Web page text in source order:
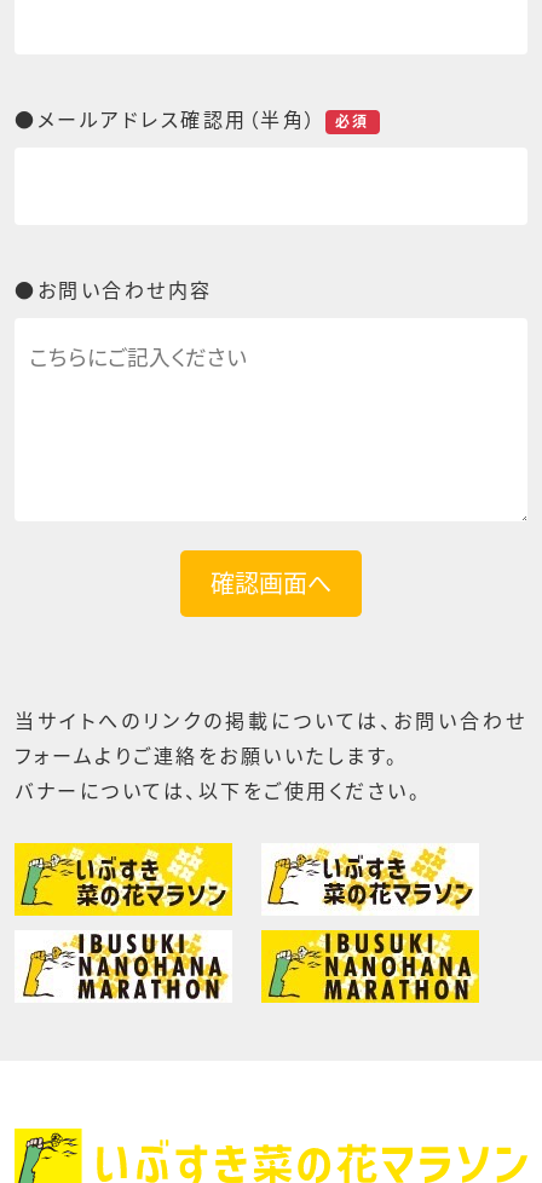
●メールアドレス確認用（半角） 必須
●お問い合わせ内容
当サイトへのリンクの掲載については、お問い合わせ
フォームよりご連絡をお願いいたします。
バナーについては、以下をご使用ください。